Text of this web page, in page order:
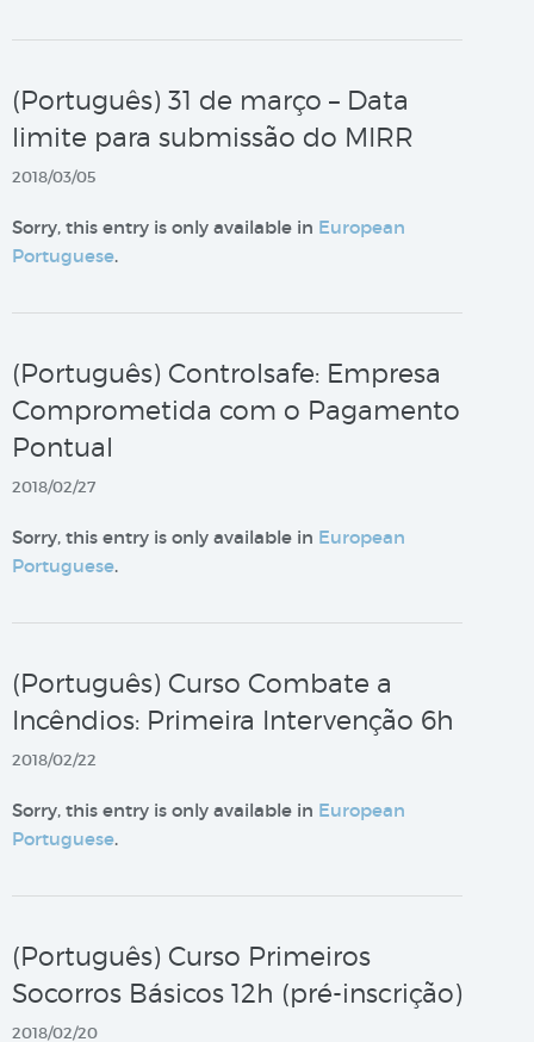
(Português) 31 de março – Data
limite para submissão do MIRR
2018/03/05
Sorry, this entry is only available in European
Portuguese.
(Português) Controlsafe: Empresa
Comprometida com o Pagamento
Pontual
2018/02/27
Sorry, this entry is only available in European
Portuguese.
(Português) Curso Combate a
Incêndios: Primeira Intervenção 6h
2018/02/22
Sorry, this entry is only available in European
Portuguese.
(Português) Curso Primeiros
Socorros Básicos 12h (pré-inscrição)
2018/02/20